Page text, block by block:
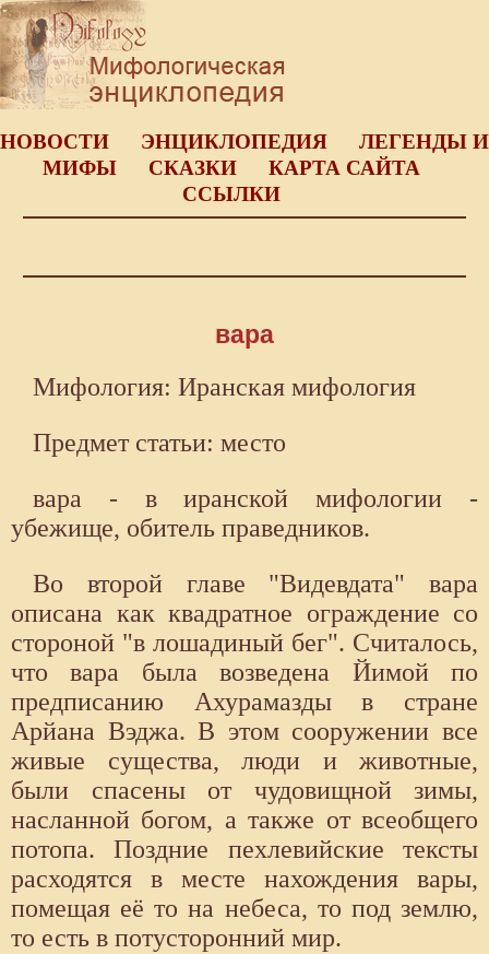
НОВОСТИ ЭНЦИКЛОПЕДИЯ
ЛЕГЕНДЫ И
МИФЫ
СКАЗКИ
КАРТА САЙТА
ССЫЛКИ
вара
Мифология: Иранская мифология
Предмет статьи: место
вара - в иранской мифологии -
убежище, обитель праведников.
Во второй главе "Видевдата" вара
описана как квадратное ограждение со
стороной "в лошадиный бег". Считалось,
что вара была возведена Йимой по
предписанию Ахурамазды в стране
Арйана Вэджа. В этом сооружении все
живые существа, люди и животные,
были спасены от чудовищной зимы,
насланной богом, а также от всеобщего
потопа. Поздние пехлевийские тексты
расходятся в месте нахождения вары,
помещая её то на небеса, то под землю,
то есть в потусторонний мир.